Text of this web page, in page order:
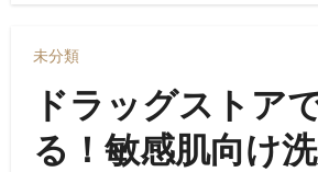
未分類
ドラッグストア
る！敏感肌向け